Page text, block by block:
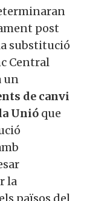
primer
que
que
podien